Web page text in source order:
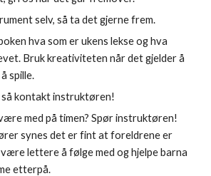
selv, så ta det gjerne frem.
hva som er ukens lekse og hva
Bruk kreativiteten når det gjelder å
spille.
så kontakt instruktøren!
med på timen? Spør instruktøren!
synes det er fint at foreldrene er
være lettere å følge med og hjelpe barna
etterpå.